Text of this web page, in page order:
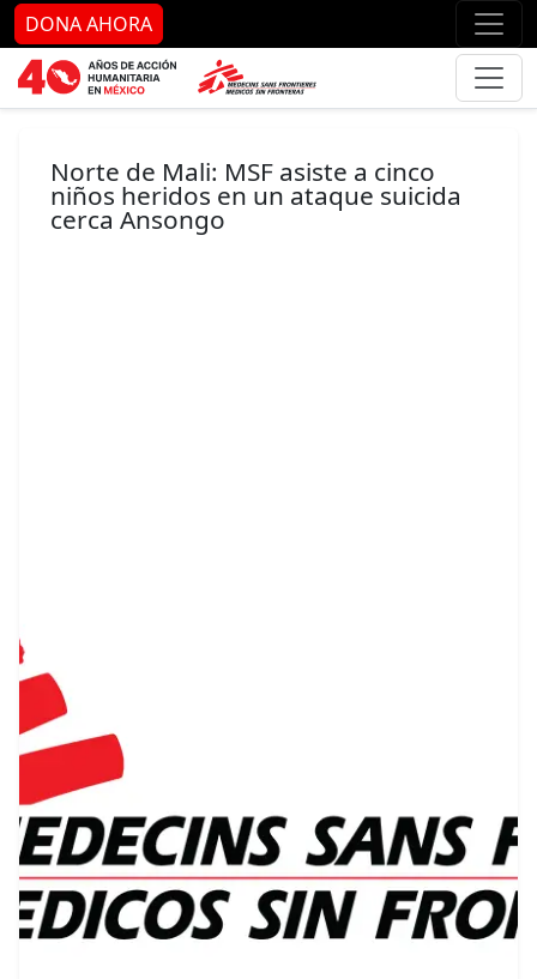
Ir al contenido principal Ir
DONA AHORA
Norte de Mali: MSF asiste a cinco
niños heridos en un ataque suicida
cerca Ansongo